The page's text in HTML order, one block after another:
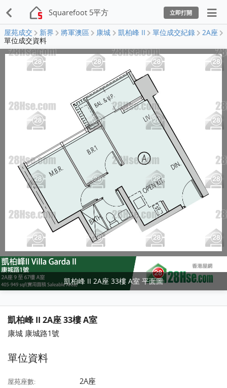
Squarefoot 5平方 立即打開
屋苑成交 新界 將軍澳區 康城 凱柏峰 II 單位成交紀錄
2A座
單位成交資料
凱柏峰 II 2A座 33樓 A室 平面圖
凱柏峰 II 2A座 33樓 A室
康城 康城路1號
單位資料
屋苑座數: 2A座